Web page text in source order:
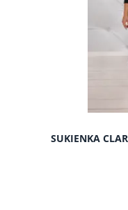
SUKIENKA